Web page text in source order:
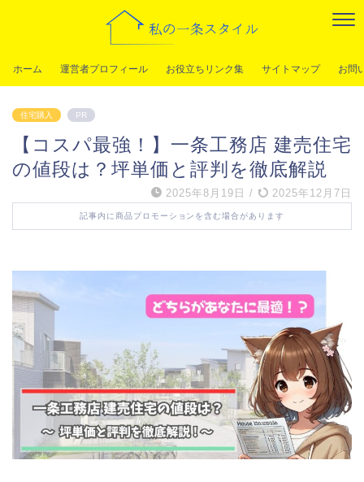
ホーム 運営者プロフィール お役立ちリンク集 サイトマップ お問
住宅購入 PR
【コスパ最強！】一条工務店 建売住宅
の値段は？坪単価と評判を徹底解説
2025年8月19日 / 2025年12月7日
記事内に商品プロモーションを含む場合があります